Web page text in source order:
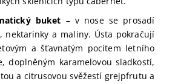
buket – v nose se prosadí
nektarinky a maliny. Ústa pokračují
a šťavnatým pocitem letního
doplněným karamelovou sladkostí,
a citrusovou svěžestí grejpfrutu a